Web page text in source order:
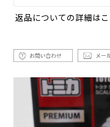
返品についての詳細は